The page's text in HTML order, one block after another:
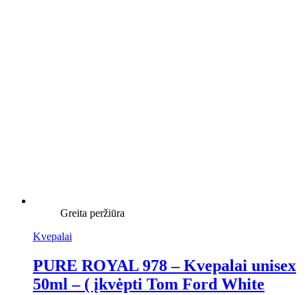
Greita peržiūra
Kvepalai
PURE ROYAL 978 – Kvepalai unisex
50ml – ( įkvėpti Tom Ford White